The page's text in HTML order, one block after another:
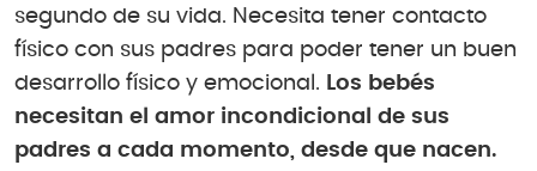
segundo de su vida. Necesita tener contacto
físico con sus padres para poder tener un buen
desarrollo físico y emocional. Los bebés
necesitan el amor incondicional de sus
padres a cada momento, desde que nacen.